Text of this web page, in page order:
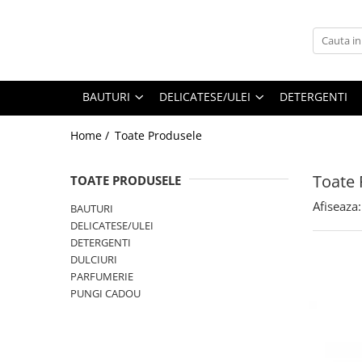
PARFUMURI
BAUTURI DELICATESE/ULEI DETERGENTI
Home / Toate Produsele
Toate
TOATE PRODUSELE
BAUTURI
DELICATESE/ULEI
DETERGENTI
DULCIURI
PARFUMERIE
PUNGI CADOU
Afiseaza: